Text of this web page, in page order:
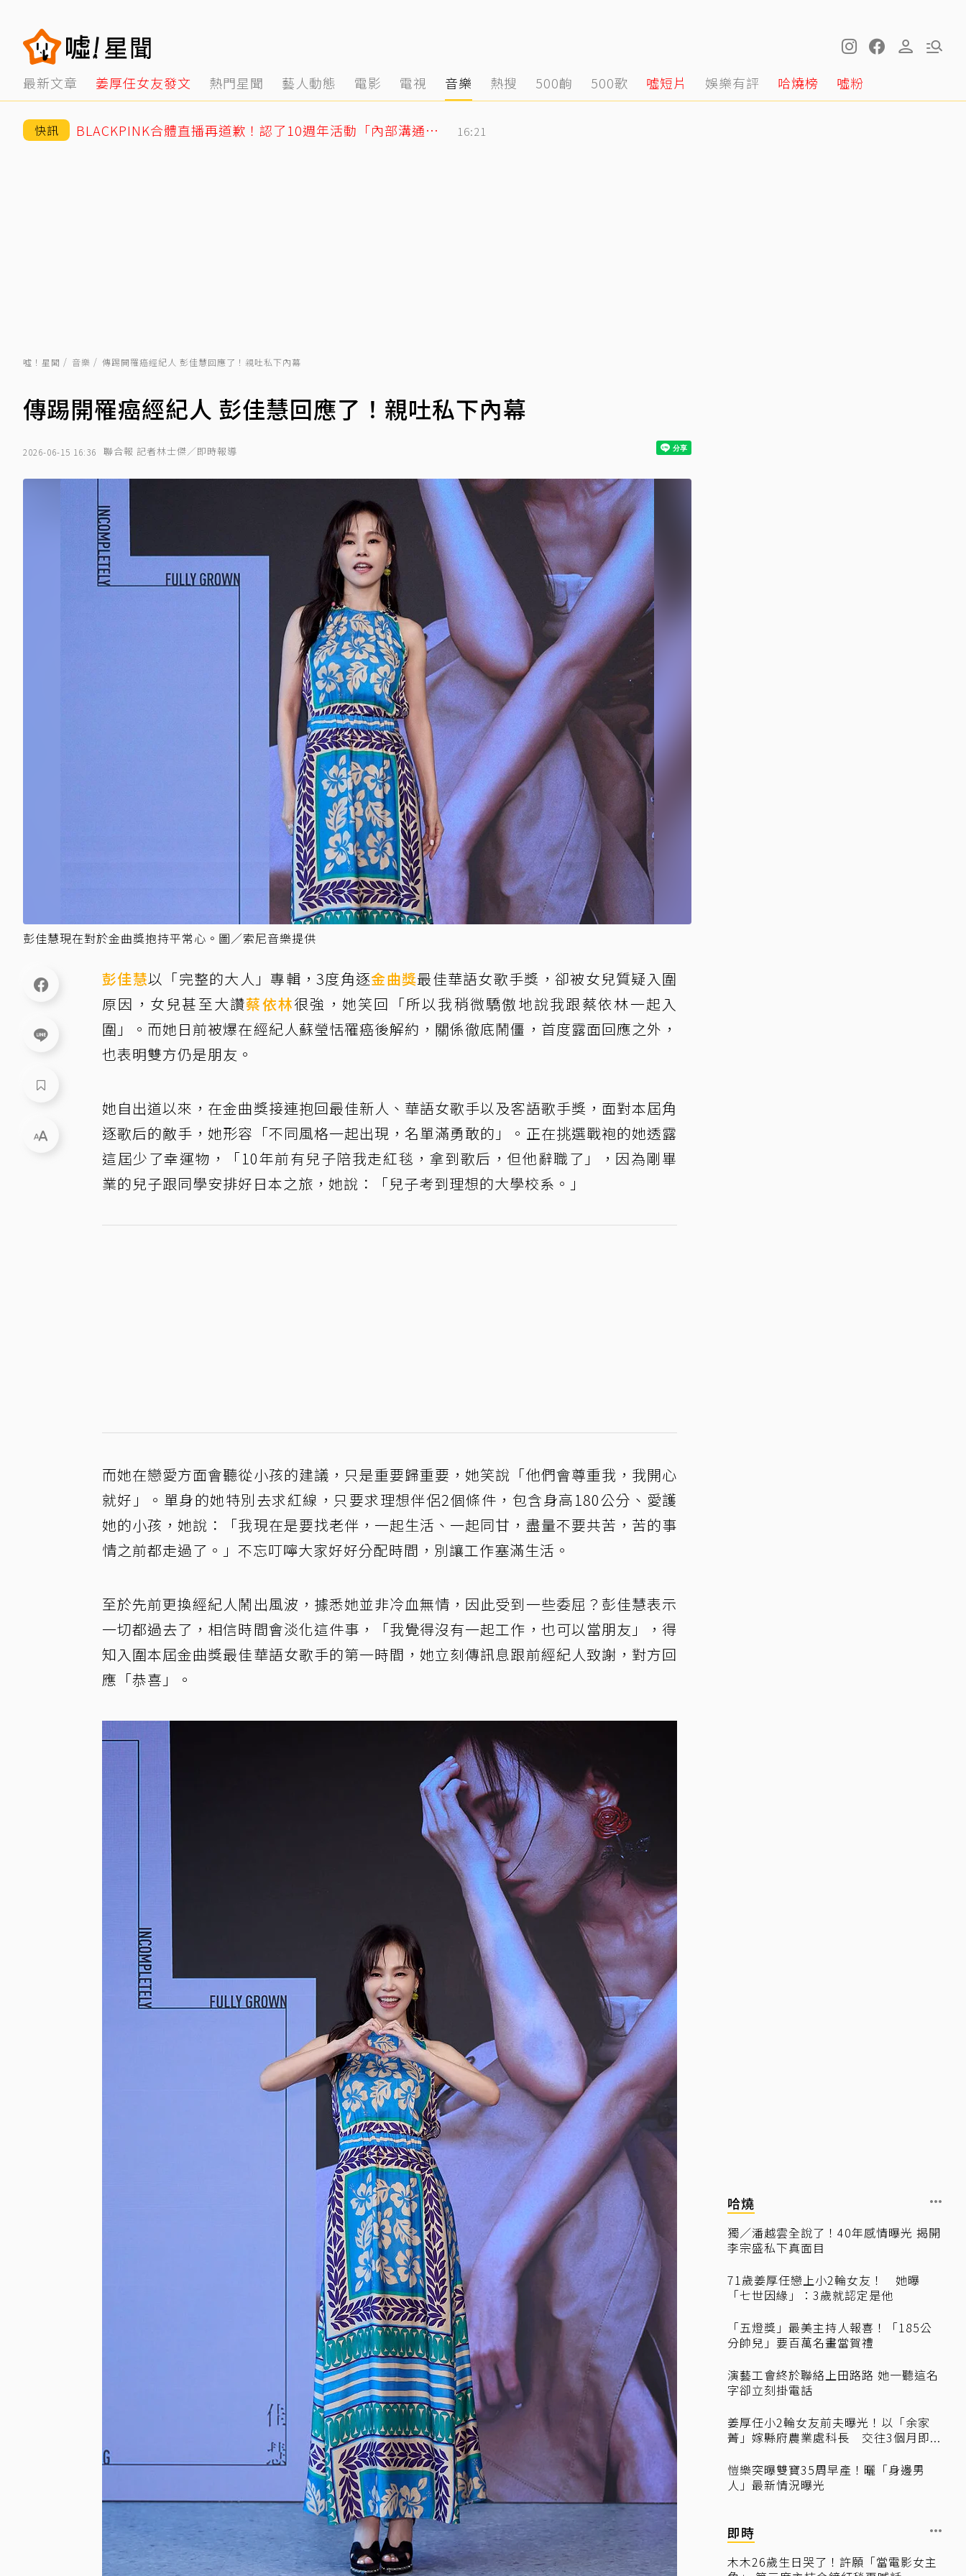
最新文章 姜厚任女友發文 熱門星聞 藝人動態 電影 電視 音樂 熱搜 500齣 500歌 噓短片 娛樂有評 哈燒榜 噓粉
快訊 BLACKPINK合體直播再道歉！認了10週年活動「內部溝通出問題」 16:21
噓！星聞 音樂 傳踢開罹癌經紀人 彭佳慧回應了！親吐私下內幕
傳踢開罹癌經紀人 彭佳慧回應了！親吐私下內幕
2026-06-15 16:36 聯合報 記者林士傑／即時報導
彭佳慧現在對於金曲獎抱持平常心。圖／索尼音樂提供
彭佳慧以「完整的大人」專輯，3度角逐金曲獎最佳華語女歌手獎，卻被女兒質疑入圍
原因，女兒甚至大讚蔡依林很強，她笑回「所以我稍微驕傲地說我跟蔡依林一起入
圍」。而她日前被爆在經紀人蘇瑩恬罹癌後解約，關係徹底鬧僵，首度露面回應之外，
也表明雙方仍是朋友。
她自出道以來，在金曲獎接連抱回最佳新人、華語女歌手以及客語歌手獎，面對本屆角
逐歌后的敵手，她形容「不同風格一起出現，名單滿勇敢的」。正在挑選戰袍的她透露
這屆少了幸運物，「10年前有兒子陪我走紅毯，拿到歌后，但他辭職了」，因為剛畢
業的兒子跟同學安排好日本之旅，她說：「兒子考到理想的大學校系。」
而她在戀愛方面會聽從小孩的建議，只是重要歸重要，她笑說「他們會尊重我，我開心
就好」。單身的她特別去求紅線，只要求理想伴侶2個條件，包含身高180公分、愛護
她的小孩，她說：「我現在是要找老伴，一起生活、一起同甘，盡量不要共苦，苦的事
情之前都走過了。」不忘叮嚀大家好好分配時間，別讓工作塞滿生活。
至於先前更換經紀人鬧出風波，據悉她並非冷血無情，因此受到一些委屈？彭佳慧表示
一切都過去了，相信時間會淡化這件事，「我覺得沒有一起工作，也可以當朋友」，得
知入圍本屆金曲獎最佳華語女歌手的第一時間，她立刻傳訊息跟前經紀人致謝，對方回
應「恭喜」。
哈燒
獨／潘越雲全說了！40年感情曝光 揭開
李宗盛私下真面目
71歲姜厚任戀上小2輪女友！ 她曝
「七世因緣」：3歲就認定是他
「五燈獎」最美主持人報喜！「185公
分帥兒」要百萬名畫當賀禮
演藝工會終於聯絡上田路路 她一聽這名
字卻立刻掛電話
姜厚任小2輪女友前夫曝光！以「余家
菁」嫁縣府農業處科長 交往3個月即...
愷樂突曝雙寶35周早產！曬「身邊男
人」最新情況曝光
即時
木木26歲生日哭了！許願「當電影女主